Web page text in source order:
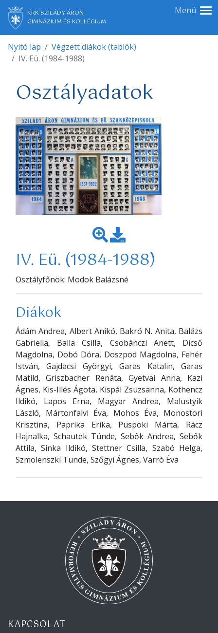
KRK SZILÁDY ÁRON
GIMNÁZIUM ÉS KOLLÉGIUM
Menü
Nyitó lap
Végzett diákok (tablók)
IV. Eü. (1984-1988)
Osztályadatok
IV. Eü. (1984-1988)
Osztályfőnök: Modok Balázsné
Diákok
Ádám Andrea, Albert Anikó, Bakró N. Anita, Balázs
Gabriella, Balla Csilla, Csobánczi Anett, Dicső
Magdolna, Dobó Dóra, Doszpod Magdolna, Fehér
István, Gajdacsi Györgyi, Garas Katalin, Garas
Matild, Griszbacher Renáta, Gyetvai Anna, Kazi
Ágnes, Kis-Illés Ágota, Kispál Zsuzsanna, Kothencz
Ildikó, Lapos Erna, Magyar Andrea, Malustyik
László, Mártonfalvi Éva, Mohos Éva, Monostori
Krisztina, Paprika Erika, Püspöki Márta, Rácz
Hajnalka, Schautek Tünde, Sebők Andrea, Sebők
Attila, Sinka Ildikó, Stettner Csilla, Szabó Helga,
Szmolenszki Tünde, Szőgyi Ágnes, Varró Éva
KAPCSOLAT